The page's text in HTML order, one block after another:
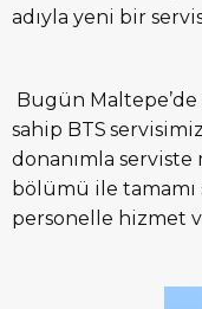
adıyla yeni bir
Bugün Maltepe’de
sahip BTS
donanımla serviste
bölümü ile
personelle hizmet